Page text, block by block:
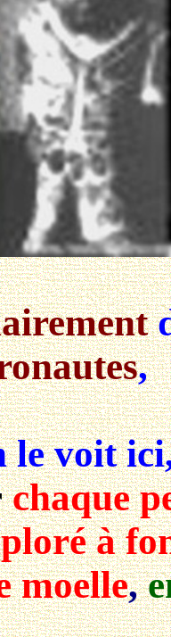
,
voit
chaque
à
moelle,